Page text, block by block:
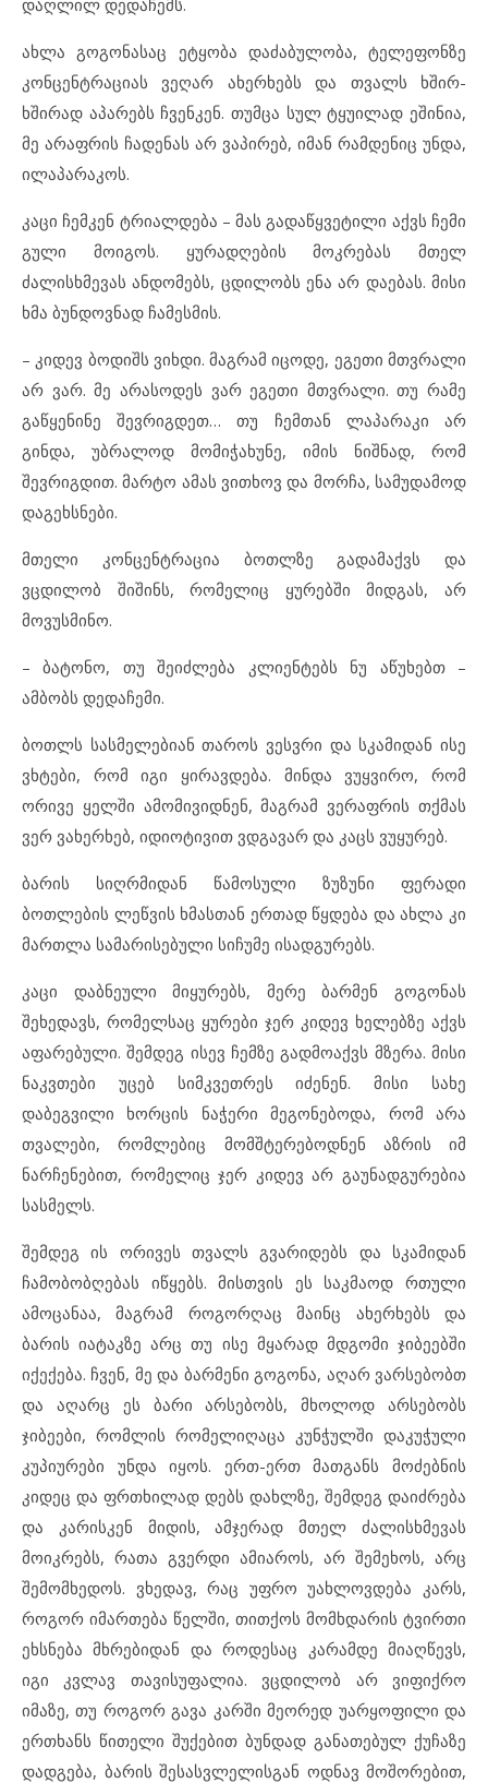
ახლა გოგონასაც ეტყობა დაძაბულობა, ტელეფონზე
კონცენტრაციას ვეღარ ახერხებს და თვალს ხშირ-
ხშირად აპარებს ჩვენკენ. თუმცა სულ ტყუილად ეშინია,
მე არაფრის ჩადენას არ ვაპირებ, იმან რამდენიც უნდა,
ილაპარაკოს.
კაცი ჩემკენ ტრიალდება – მას გადაწყვეტილი აქვს ჩემი
გული მოიგოს. ყურადღების მოკრებას მთელ
ძალისხმევას ანდომებს, ცდილობს ენა არ დაებას. მისი
ხმა ბუნდოვნად ჩამესმის.
– კიდევ ბოდიშს ვიხდი. მაგრამ იცოდე, ეგეთი მთვრალი
არ ვარ. მე არასოდეს ვარ ეგეთი მთვრალი. თუ რამე
გაწყენინე შევრიგდეთ… თუ ჩემთან ლაპარაკი არ
გინდა, უბრალოდ მომიჭახუნე, იმის ნიშნად, რომ
შევრიგდით. მარტო ამას ვითხოვ და მორჩა, სამუდამოდ
დაგეხსნები.
მთელი კონცენტრაცია ბოთლზე გადამაქვს და
ვცდილობ შიშინს, რომელიც ყურებში მიდგას, არ
მოვუსმინო.
– ბატონო, თუ შეიძლება კლიენტებს ნუ აწუხებთ –
ამბობს დედაჩემი.
ბოთლს სასმელებიან თაროს ვესვრი და სკამიდან ისე
ვხტები, რომ იგი ყირავდება. მინდა ვუყვირო, რომ
ორივე ყელში ამომივიდნენ, მაგრამ ვერაფრის თქმას
ვერ ვახერხებ, იდიოტივით ვდგავარ და კაცს ვუყურებ.
ბარის სიღრმიდან წამოსული ზუზუნი ფერადი
ბოთლების ლეწვის ხმასთან ერთად წყდება და ახლა კი
მართლა სამარისებული სიჩუმე ისადგურებს.
კაცი დაბნეული მიყურებს, მერე ბარმენ გოგონას
შეხედავს, რომელსაც ყურები ჯერ კიდევ ხელებზე აქვს
აფარებული. შემდეგ ისევ ჩემზე გადმოაქვს მზერა. მისი
ნაკვთები უცებ სიმკვეთრეს იძენენ. მისი სახე
დაბეგვილი ხორცის ნაჭერი მეგონებოდა, რომ არა
თვალები, რომლებიც მომშტერებოდნენ აზრის იმ
ნარჩენებით, რომელიც ჯერ კიდევ არ გაუნადგურებია
სასმელს.
შემდეგ ის ორივეს თვალს გვარიდებს და სკამიდან
ჩამობობღებას იწყებს. მისთვის ეს საკმაოდ რთული
ამოცანაა, მაგრამ როგორღაც მაინც ახერხებს და
ბარის იატაკზე არც თუ ისე მყარად მდგომი ჯიბეებში
იქექება. ჩვენ, მე და ბარმენი გოგონა, აღარ ვარსებობთ
და აღარც ეს ბარი არსებობს, მხოლოდ არსებობს
ჯიბეები, რომლის რომელიღაცა კუნჭულში დაკუჭული
კუპიურები უნდა იყოს. ერთ-ერთ მათგანს მოძებნის
კიდეც და ფრთხილად დებს დახლზე, შემდეგ დაიძრება
და კარისკენ მიდის, ამჯერად მთელ ძალისხმევას
მოიკრებს, რათა გვერდი ამიაროს, არ შემეხოს, არც
შემომხედოს. ვხედავ, რაც უფრო უახლოვდება კარს,
როგორ იმართება წელში, თითქოს მომხდარის ტვირთი
ეხსნება მხრებიდან და როდესაც კარამდე მიაღწევს,
იგი კვლავ თავისუფალია. ვცდილობ არ ვიფიქრო
იმაზე, თუ როგორ გავა კარში მეორედ უარყოფილი და
ერთხანს წითელი შუქებით ბუნდად განათებულ ქუჩაზე
დადგება, ბარის შესასვლელისგან ოდნავ მოშორებით,